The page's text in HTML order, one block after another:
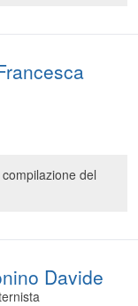
del
Davide